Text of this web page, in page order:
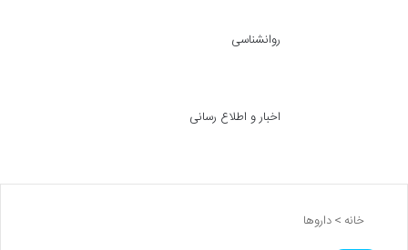
روانشناسی
اخبار و اطلاع رسانی
خانه >داروها